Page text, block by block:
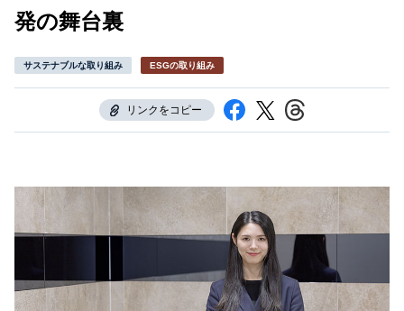
発の舞台裏
サステナブルな取り組み ESGの取り組み
リンクをコピー